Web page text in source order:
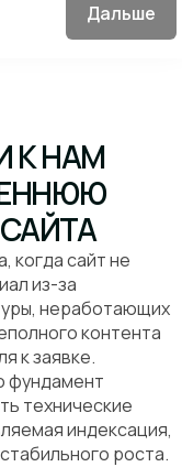
Дальше
К НАМ
когда сайт не
из-за
неработающих
контента
к заявке.
фундамент
технические
индексация,
роста.